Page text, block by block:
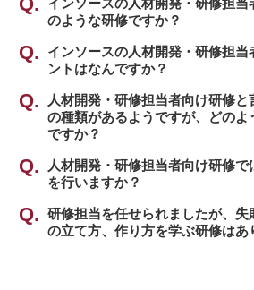
インソースの人材開発・研修担当
のような研修ですか？
研修の企画作りや研修体系構
成、効果測定まで、研修担当者
総合的に学んでいただく研修
弊社は人材育成のプロとして、
強化に携わってまいりました
て今まで蓄積してきたノウハウ
反映したプログラムがインソ
全力で研修担当者さまの課題解
インソースの人材開発・研修担当
ントはなんですか？
研修のポイントは、「組織の
用」という考え方が根幹にあ
「人」という資源は、他のモ
はない、非常に特殊な価値を持
もあります。「感情や思考力
ネジメントが難しいという一面
考え、「教育訓練」や「能力
人材開発・研修担当者向け研修
の種類があるようですが、どのよ
ですか？
お客さまのお悩み・ご要望に
のプログラムは異なってまいり
研修業務は多岐にわたります
企画すればよいのか？」、「
（テキスト）はどう作ればよ
人材開発・研修担当者向け研修で
を行いますか？
演習の一例をご紹介します。
研修担当を任せられましたが、失
の立て方、作り方を学ぶ研修はあ
「社内講師養成研修 ～研修